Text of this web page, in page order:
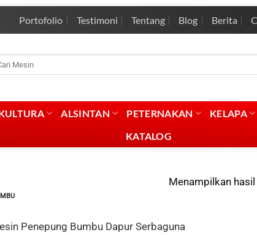
Portofolio Testimoni Tentang Blog Berita
ALSINTAN PETERNAKAN KELAPA
KATALOG
Menampilkan hasil
Penepung Bumbu Dapur Serbaguna